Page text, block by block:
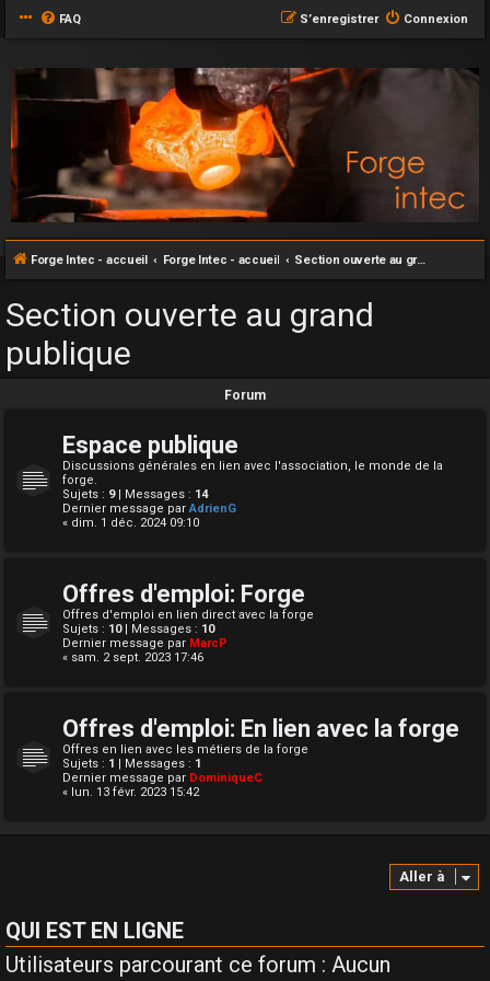
FAQ Connexion
S’enregistrer
Forge Intec - accueil Forge Intec - accueil Section ouverte au grand publique
Section ouverte au grand
publique
Forum
Espace publique
Discussions générales en lien avec l'association, le monde de la
forge.
Sujets : 9| Messages : 14
Dernier message parAdrienG
« dim. 1 déc. 2024 09:10
Offres d'emploi: Forge
Offres d'emploi en lien direct avec la forge
Sujets : 10| Messages : 10
Dernier message par MarcP
« sam. 2 sept. 2023 17:46
Offres d'emploi: En lien avec la forge
Offres en lien avec les métiers de la forge
Sujets : 1 | Messages : 1
Dernier message par DominiqueC
« lun. 13 févr. 2023 15:42
Aller à
QUI EST EN LIGNE
Utilisateurs parcourant ce forum : Aucun